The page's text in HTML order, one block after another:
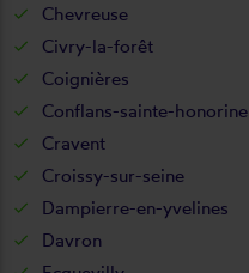
Chevreuse
Civry-la-forêt
Coignières
Conflans-sainte-honorine
Cravent
Croissy-sur-seine
Dampierre-en-yvelines
Davron